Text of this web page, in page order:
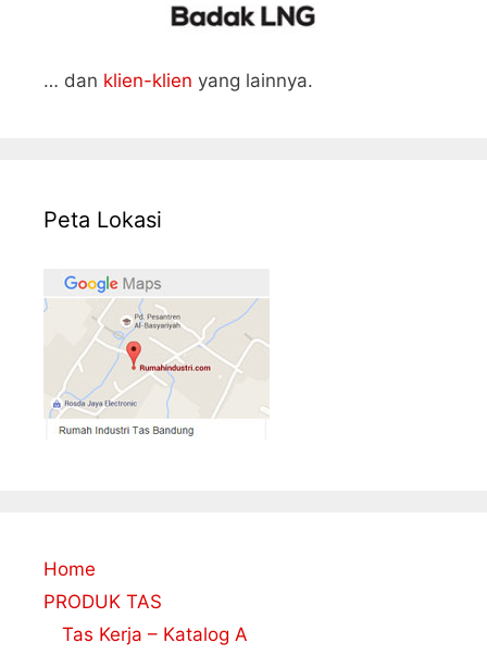
… dan klien-klien yang lainnya.
Peta Lokasi
Home
PRODUK TAS
Tas Kerja – Katalog A